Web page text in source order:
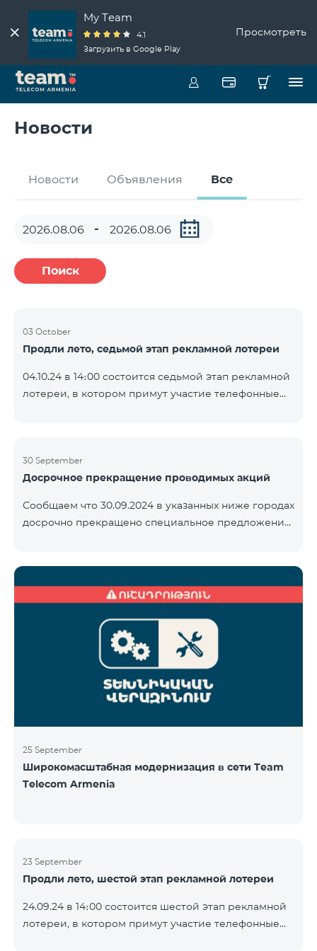
My Team
4.1
Загрузить в Google Play
Просмотреть
Новости
Новости Объявления Все
Поиск
03 October
Продли лето, седьмой этап рекламной лотереи
04.10.24 в 14։00 состоится седьмой этап рекламной
лотереи, в котором примут участие телефонные
Выигравшие номера телефонов будут выбраны с
помощью генератора случайных чисел. Следите за
YouTube. Подробнее:
https://www.telecomarmenia.am/ru/B2S
30 September
Досрочное прекращение проводимых акций
Сообщаем что 30.09.2024 в указанных ниже городах
досрочно прекращено специальное предложение,
9900. Вайк Чаренцаван Ванадзор
25 September
Широкомасштабная модернизация в сети Team
Telecom Armenia
23 September
Продли лето, шестой этап рекламной лотереи
24.09.24 в 14։00 состоится шестой этап рекламной
лотереи, в котором примут участие телефонные